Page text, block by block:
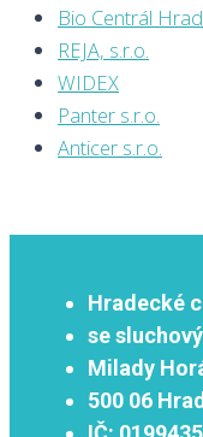
Bio Centrál
REJA, s.r.o.
WIDEX
Panter s.r.o.
Anticer s.r.o.
Hradecké
se
Milady
500 06